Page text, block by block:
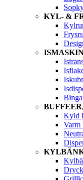
KYL- &
Kyld
Varm